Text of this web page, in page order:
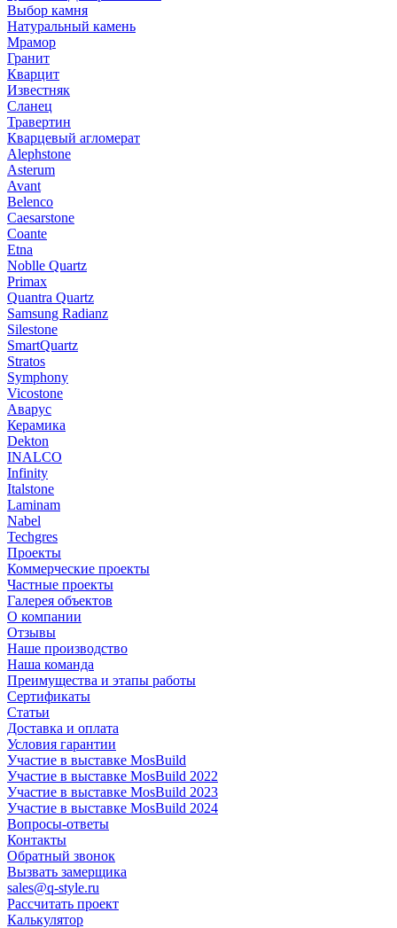
Выбор камня
Натуральный камень
Мрамор
Гранит
Кварцит
Известняк
Сланец
Травертин
Кварцевый агломерат
Alephstone
Asterum
Avant
Belenco
Caesarstone
Coante
Etna
Noblle Quartz
Primax
Quantra Quartz
Samsung Radianz
Silestone
SmartQuartz
Stratos
Symphony
Vicostone
Аварус
Керамика
Dekton
INALCO
Infinity
Italstone
Laminam
Nabel
Techgres
Проекты
Коммерческие проекты
Частные проекты
Галерея объектов
О компании
Отзывы
Наше производство
Наша команда
Преимущества и этапы работы
Сертификаты
Статьи
Доставка и оплата
Условия гарантии
Участие в выставке MosBuild
Участие в выставке MosBuild 2022
Участие в выставке MosBuild 2023
Участие в выставке MosBuild 2024
Вопросы-ответы
Контакты
Обратный звонок
Вызвать замерщика
sales@q-style.ru
Рассчитать проект
Калькулятор